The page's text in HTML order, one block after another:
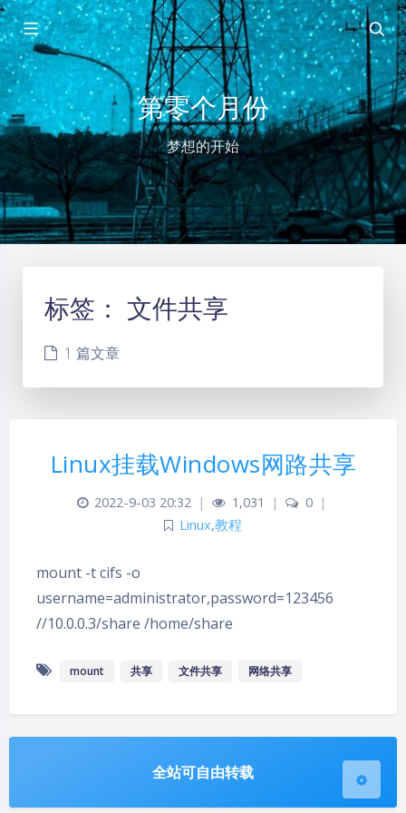
第零个月份
梦想的开始
夜间模式
标签： 文件共享
1 篇文章
Linux挂载Windows网路共享
2022-9-03 20:32 | 1,031 | 0
|
Linux,教程
mount -t cifs -o
username=administrator,password=123456
//10.0.0.3/share /home/share
mount 共享 文件共享 网络共享
全站可自由转载